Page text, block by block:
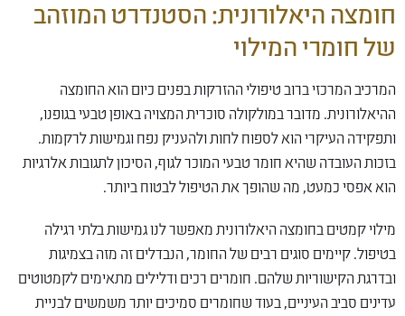
חומצה היאלורונית: הסטנדרט המוזהב
של חומרי המילוי
המרכיב המרכזי ברוב טיפולי ההזרקות בפנים כיום הוא החומצה
ההיאלורונית. מדובר במולקולה סוכרית המצויה באופן טבעי בגופנו,
ותפקידה העיקרי הוא לספוח לחות ולהעניק נפח וגמישות לרקמות.
בזכות העובדה שהיא חומר טבעי המוכר לגוף, הסיכון לתגובות אלרגיות
הוא אפסי כמעט, מה שהופך את הטיפול לבטוח ביותר.
מילוי קמטים בחומצה היאלורונית מאפשר לנו גמישות בלתי רגילה
בטיפול. קיימים סוגים רבים של החומר, הנבדלים זה מזה בצמיגות
ובדרגת הקישוריות שלהם. חומרים רכים ודלילים מתאימים לקמטוטים
עדינים סביב העיניים, בעוד שחומרים סמיכים יותר משמשים לבניית